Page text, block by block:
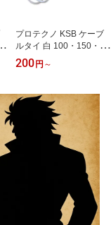
プロテクノ KSB ケーブ
ルタイ 白 100・150・20
0・250・300mm 100
本入
200 円 ～